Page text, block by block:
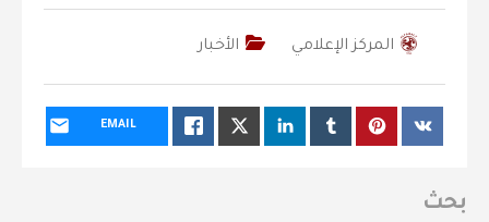
المركز الإعلامي الأخبار
EMAIL
بحث